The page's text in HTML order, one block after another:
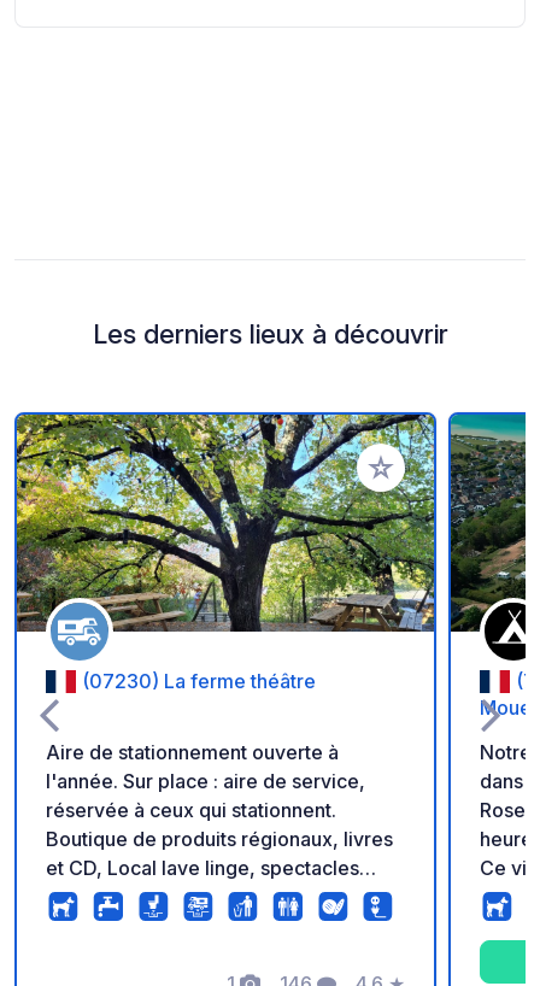
Les derniers lieux à découvrir
Ajouter à vos
(07230) La ferme théâtre
Aire de stationnement ouverte à
l'année. Sur place : aire de service,
réservée à ceux qui stationnent.
Boutique de produits régionaux, livres
et CD, Local lave linge, spectacles
(voir programme). Jeu de pétanque.
Tarifs : Parking : 5 €, Eau : 2€ Electricité
Notre
dans
heure
Ce